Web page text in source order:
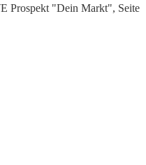
Prospekt "Dein Markt", Seite